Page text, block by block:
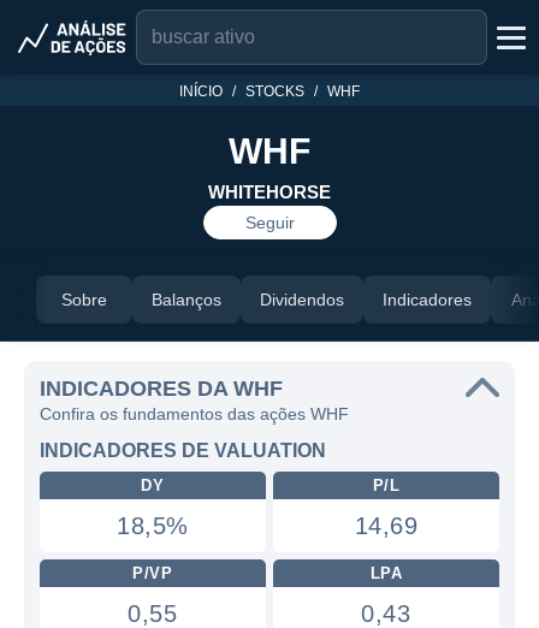
INÍCIO STOCKS WHF
WHF
WHITEHORSE
Seguir
Sobre Balanços Dividendos Indicadores
INDICADORES DA WHF
Confira os fundamentos das ações WHF
INDICADORES DE VALUATION
DY
18,5%
P/L
14,69
P/VP
0,55
LPA
0,43